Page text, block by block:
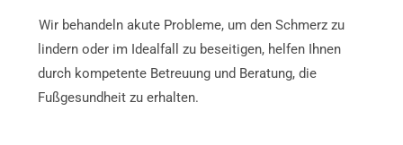
Wir behandeln akute Probleme, um den Schmerz zu
lindern oder im Idealfall zu beseitigen, helfen Ihnen
durch kompetente Betreuung und Beratung, die
Fußgesundheit zu erhalten.